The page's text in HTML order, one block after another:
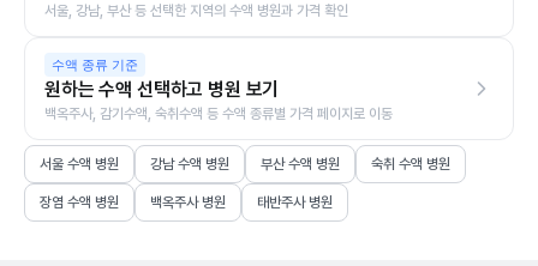
서울, 강남, 부산 등 선택한 지역의 수액 병원과 가격 확인
수액 종류 기준
원하는 수액 선택하고 병원 보기
백옥주사, 감기수액, 숙취수액 등 수액 종류별 가격 페이지로 이동
서울 수액 병원 강남 수액 병원 부산 수액 병원 숙취 수액 병원
장염 수액 병원 백옥주사 병원 태반주사 병원